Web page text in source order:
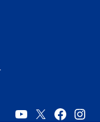
Youtube
X: